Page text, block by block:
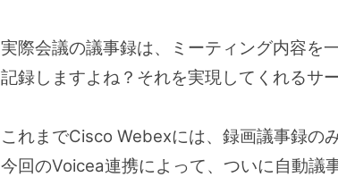
実際会議の議事録は、ミーティング内容を
記録しますよね？それを実現してくれるサ
これまでCisco Webexには、録画議事録の
今回のVoicea連携によって、ついに自動議